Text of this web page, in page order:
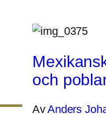
och
AvAnders